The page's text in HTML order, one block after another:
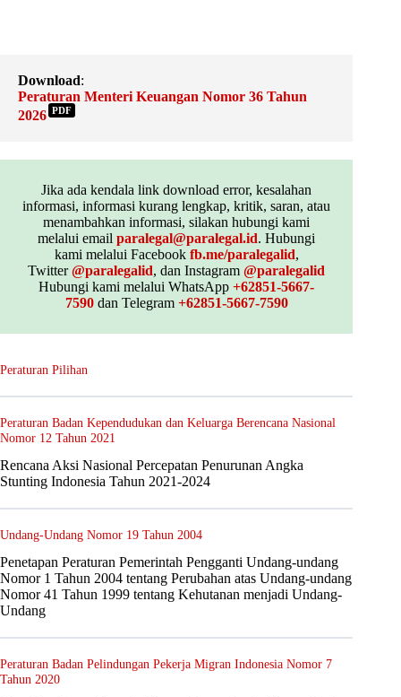
Download:
Peraturan Menteri Keuangan Nomor 36 Tahun
2026 PDF
Jika ada kendala link download error, kesalahan
informasi, informasi kurang lengkap, kritik, saran, atau
menambahkan informasi, silakan hubungi kami
melalui emailparalegal@paralegal.id. Hubungi
kami melalui Facebook fb.me/paralegalid,
Twitter@paralegalid, dan Instagram@paralegalid
Hubungi kami melalui WhatsApp+62851-5667-
7590dan Telegram +62851-5667-7590
Peraturan Pilihan
Peraturan Badan Kependudukan dan Keluarga Berencana Nasional
Nomor 12 Tahun 2021
Rencana Aksi Nasional Percepatan Penurunan Angka
Stunting Indonesia Tahun 2021-2024
Undang-Undang Nomor 19 Tahun 2004
Penetapan Peraturan Pemerintah Pengganti Undang-undang
Nomor 1 Tahun 2004 tentang Perubahan atas Undang-undang
Nomor 41 Tahun 1999 tentang Kehutanan menjadi Undang-
Undang
Peraturan Badan Pelindungan Pekerja Migran Indonesia Nomor 7
Tahun 2020